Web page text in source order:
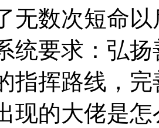
无数次短命
求：弘扬
指挥路线，
现的大佬是